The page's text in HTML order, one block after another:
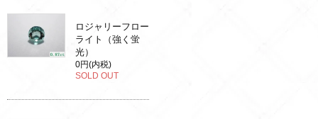
ロジャリーフロー
ライト（強く蛍
光）
0円(内税)
SOLD OUT